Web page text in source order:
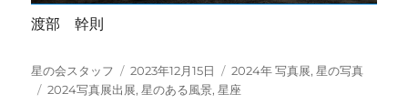
渡部 幹則
投
稿
星の会スタッフ
投
稿
2023年12月15日
カ
テ
2024年 写真展,星の写真
タ
2024写真展出展,星のある風景,星座